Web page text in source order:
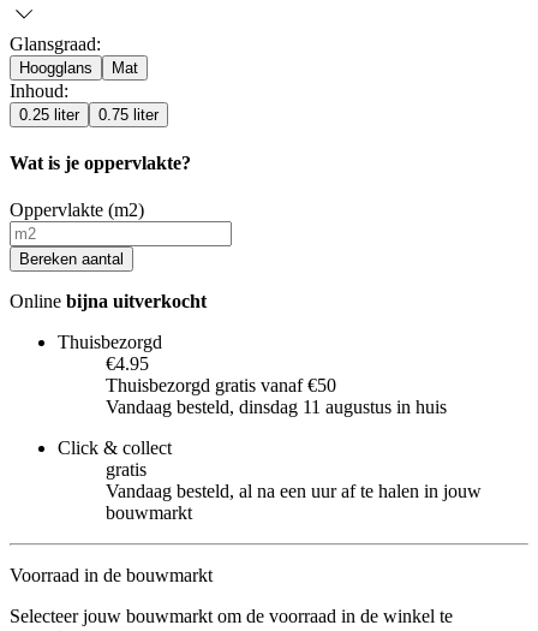
Glansgraad:
Hoogglans Mat
Inhoud:
0.25 liter 0.75 liter
Wat is je oppervlakte?
Oppervlakte (m2)
Bereken aantal
Online bijna uitverkocht
Thuisbezorgd
€4.95
Thuisbezorgd gratis vanaf €50
Vandaag besteld, dinsdag 11 augustus in huis
Click & collect
gratis
Vandaag besteld, al na een uur af te halen in jouw
bouwmarkt
Voorraad in de bouwmarkt
Selecteer jouw bouwmarkt om de voorraad in de winkel te